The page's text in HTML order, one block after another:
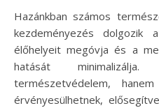
Hazánkban számos
kezdeményezés dolgozik
élőhelyeit megóvja és a
hatását
természetvédelem,
érvényesülhetnek,